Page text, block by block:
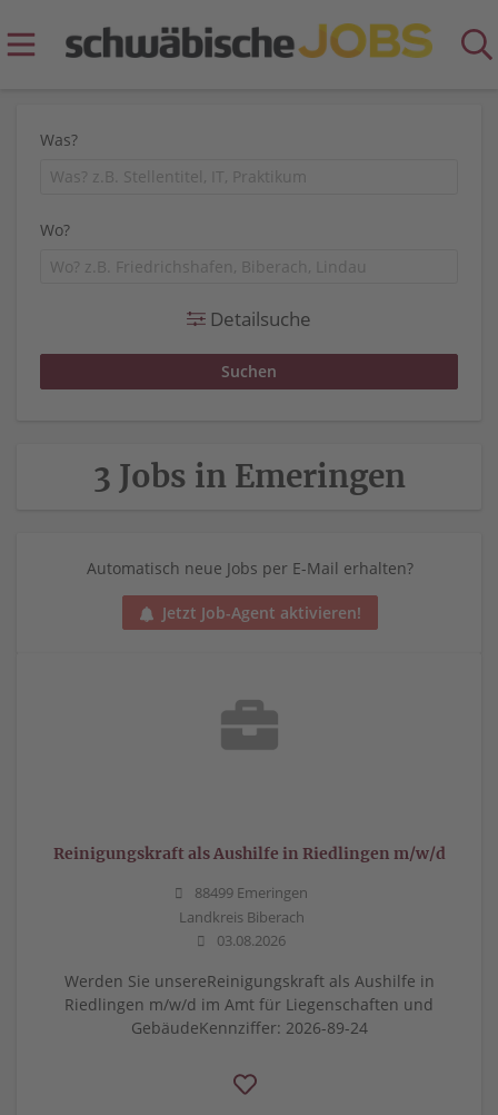
Was?
Wo?
Detailsuche
3 Jobs in Emeringen
Automatisch neue Jobs per E-Mail erhalten?
Jetzt Job-Agent aktivieren!
Reinigungskraft als Aushilfe in Riedlingen m/w/d
88499 Emeringen
Landkreis Biberach
03.08.2026
Werden Sie unsereReinigungskraft als Aushilfe in
Riedlingen m/w/d im Amt für Liegenschaften und
GebäudeKennziffer: 2026-89-24